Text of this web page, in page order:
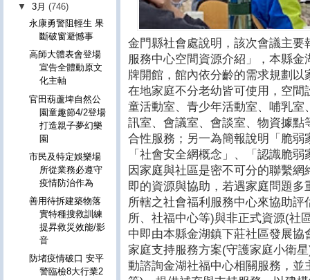
金門縣社會處說明，該次會議主
服務中心空間資源介紹」，本縣
牌開館，館內依分齡的需求規劃
在地家庭不分老幼皆可使用，空
童活動室、青少年活動室、哺乳
訊室、會議室、會談室、物資據
合性服務；另一為簡報說明「脆
「社會安全網概念」、「認識脆
因家庭與社區是密不可分的聯繫
即的資源與協助，若遇家庭問題
所轄之社會福利服務中心來協助
所、社福中心等)與非正式資源(社
中即由本縣金湖鎮下莊社區發展
家庭支持服務方案(守護家庭小衛
動諮詢金湖社福中心相關服務，
▼3月(746)
永康勇警阻輕生 果
斷破窗避憾事
高師大體表會登場
宣告全體動原文
化主軸
官田葫蘆埤自然公
園童趣節4/2登場
打造親子夢幻樂
園
市民及特定娛樂場
所從業務必遵守
疫情防治作為
善用待拆建築物落
實特種搜救訓練
提昇救災效能/影
音
防堵疫情破口 安平
警臨檢8大行業2